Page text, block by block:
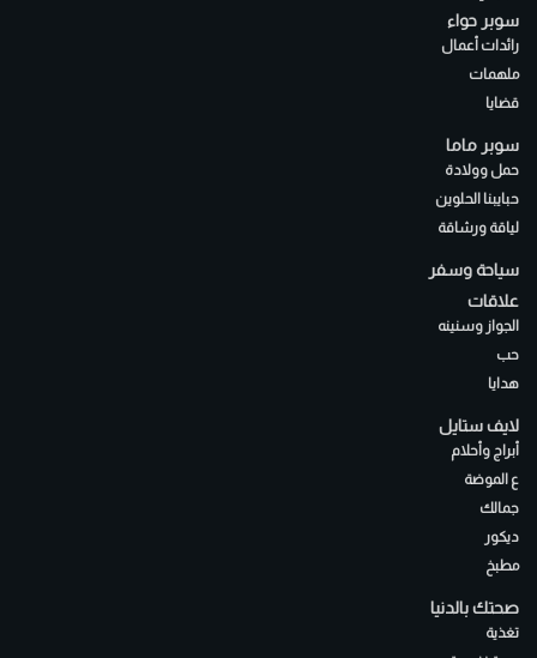
سوبر حواء
رائدات أعمال
ملهمات
قضايا
سوبر ماما
حمل وولادة
حبايبنا الحلوين
لياقة ورشاقة
سياحة وسفر
علاقات
الجواز وسنينه
حب
هدايا
لايف ستايل
أبراج وأحلام
ع الموضة
جمالك
ديكور
مطبخ
صحتك بالدنيا
تغذية